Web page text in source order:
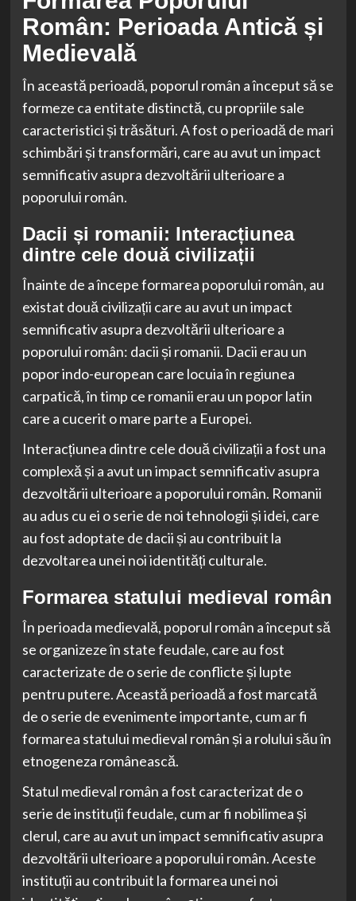
Român: Perioada Antică și
Medievală
În această perioadă, poporul român a început să se
formeze ca entitate distinctă, cu propriile sale
caracteristici și trăsături. A fost o perioadă de mari
schimbări și transformări, care au avut un impact
semnificativ asupra dezvoltării ulterioare a
poporului român.
Dacii și romanii: Interacțiunea
dintre cele două civilizații
Înainte de a începe formarea poporului român, au
existat două civilizații care au avut un impact
semnificativ asupra dezvoltării ulterioare a
poporului român: dacii și romanii. Dacii erau un
popor indo-european care locuia în regiunea
carpatică, în timp ce romanii erau un popor latin
care a cucerit o mare parte a Europei.
Interacțiunea dintre cele două civilizații a fost una
complexă și a avut un impact semnificativ asupra
dezvoltării ulterioare a poporului român. Romanii
au adus cu ei o serie de noi tehnologii și idei, care
au fost adoptate de dacii și au contribuit la
dezvoltarea unei noi identități culturale.
Formarea statului medieval român
În perioada medievală, poporul român a început să
se organizeze în state feudale, care au fost
caracterizate de o serie de conflicte și lupte
pentru putere. Această perioadă a fost marcată
de o serie de evenimente importante, cum ar fi
formarea statului medieval român și a rolului său în
etnogeneza românească.
Statul medieval român a fost caracterizat de o
serie de instituții feudale, cum ar fi nobilimea și
clerul, care au avut un impact semnificativ asupra
dezvoltării ulterioare a poporului român. Aceste
instituții au contribuit la formarea unei noi